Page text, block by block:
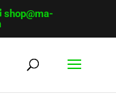
shop@ma-